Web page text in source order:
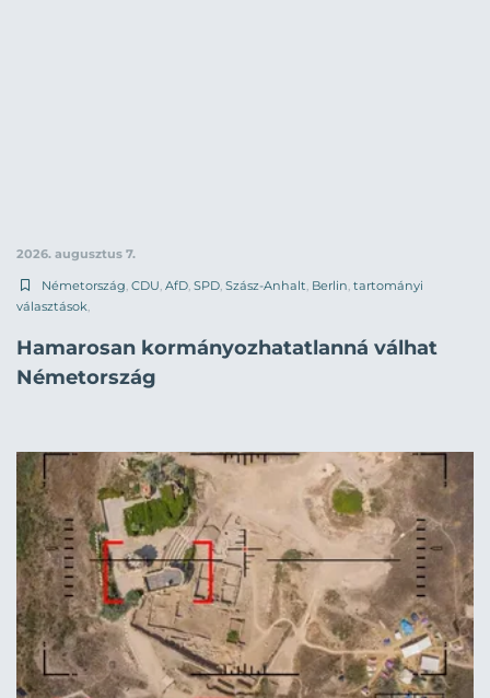
2026. augusztus 7.
Németország CDU AfD SPD Szász-Anhalt Berlin tartományi
választások
Hamarosan kormányozhatatlanná válhat
Németország